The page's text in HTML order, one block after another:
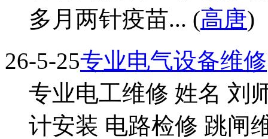
多月两针疫苗... (高唐)
26-5-25专业电气设备维修
专业电工维修 姓名 刘
计安装 电路检修 跳闸